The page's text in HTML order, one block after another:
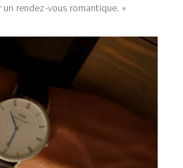
rendez-vous romantique. »